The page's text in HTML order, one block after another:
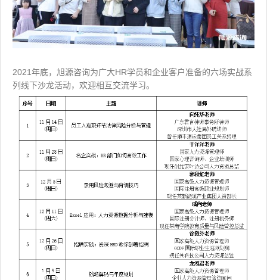
2021年底，旭源咨询为广大HR学员和企业客户准备的六场实战系
列线下沙龙活动，欢迎相互交流学习。